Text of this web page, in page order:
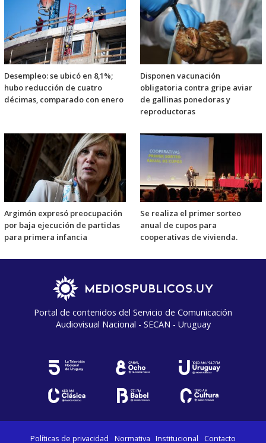
Desempleo: se ubicó en 8,1%;
hubo reducción de cuatro
décimas, comparado con enero
Disponen vacunación
obligatoria contra gripe aviar
de gallinas ponedoras y
reproductoras
Argimón expresó preocupación
por baja ejecución de partidas
para primera infancia
Se realiza el primer sorteo
anual de cupos para
cooperativas de vivienda.
Portal de contenidos del Servicio de Comunicación
Audiovisual Nacional - SECAN - Uruguay
Políticas de privacidad Normativa Institucional Contacto